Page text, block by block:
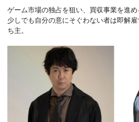
ゲーム市場の独占を狙い、買収事業を進め
少しでも自分の意にそぐわない者は即解
ち主。